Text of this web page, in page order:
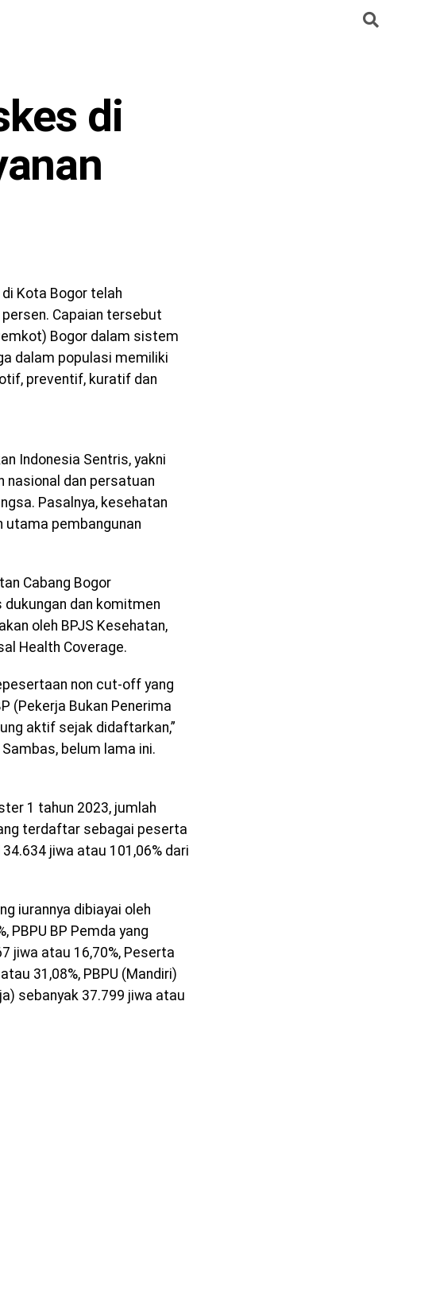
di
di Kota Bogor telah
Capaian tersebut
Bogor dalam sistem
dalam populasi memiliki
preventif, kuratif dan
Indonesia Sentris, yakni
nasional dan persatuan
Pasalnya, kesehatan
utama pembangunan
Cabang Bogor
dan komitmen
oleh BPJS Kesehatan,
Health Coverage.
non cut-off yang
(Pekerja Bukan Penerima
aktif sejak didaftarkan,”
belum lama ini.
1 tahun 2023, jumlah
terdaftar sebagai peserta
jiwa atau 101,06% dari
iurannya dibiayai oleh
PBPU BP Pemda yang
jiwa atau 16,70%, Peserta
31,08%, PBPU (Mandiri)
sebanyak 37.799 jiwa atau